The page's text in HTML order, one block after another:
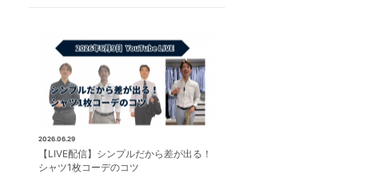
2026.06.29
【LIVE配信】シンプルだから差が出る！
シャツ1枚コーデのコツ